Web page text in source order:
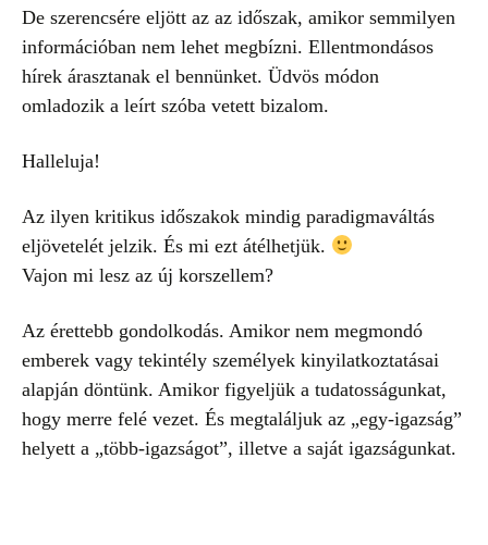
De szerencsére eljött az az időszak, amikor semmilyen
információban nem lehet megbízni. Ellentmondásos
hírek árasztanak el bennünket. Üdvös módon
omladozik a leírt szóba vetett bizalom.
Halleluja!
Az ilyen kritikus időszakok mindig paradigmaváltás
eljövetelét jelzik. És mi ezt átélhetjük.
Vajon mi lesz az új korszellem?
Az érettebb gondolkodás. Amikor nem megmondó
emberek vagy tekintély személyek kinyilatkoztatásai
alapján döntünk. Amikor figyeljük a tudatosságunkat,
hogy merre felé vezet. És megtaláljuk az „egy-igazság”
helyett a „több-igazságot”, illetve a saját igazságunkat.